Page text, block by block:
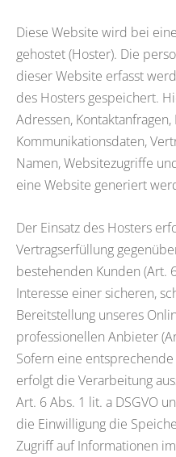
Diese Website wird bei
gehostet (Hoster). Die
dieser Website erfasst
des Hosters gespeichert.
Adressen, Kontaktanfragen,
Kommunikationsdaten,
Namen, Websitezugriffe
eine Website generiert
Der Einsatz des Hosters
Vertragserfüllung
bestehenden Kunden (Art.
Interesse einer sicheren,
Bereitstellung unseres
professionellen Anbieter
Sofern eine
erfolgt die Verarbeitung
Art. 6 Abs. 1 lit. a DSGVO
die Einwilligung die
Zugriff auf Informationen